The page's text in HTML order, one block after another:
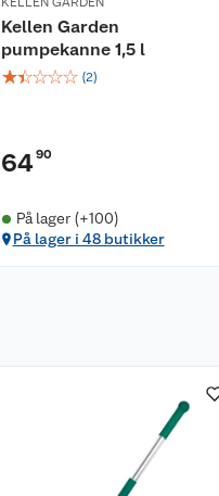
Kellen Garden
pumpekanne 1,5 l
☆☆☆☆☆ (2)
6490
På lager (+100)
På lager i 48 butikker